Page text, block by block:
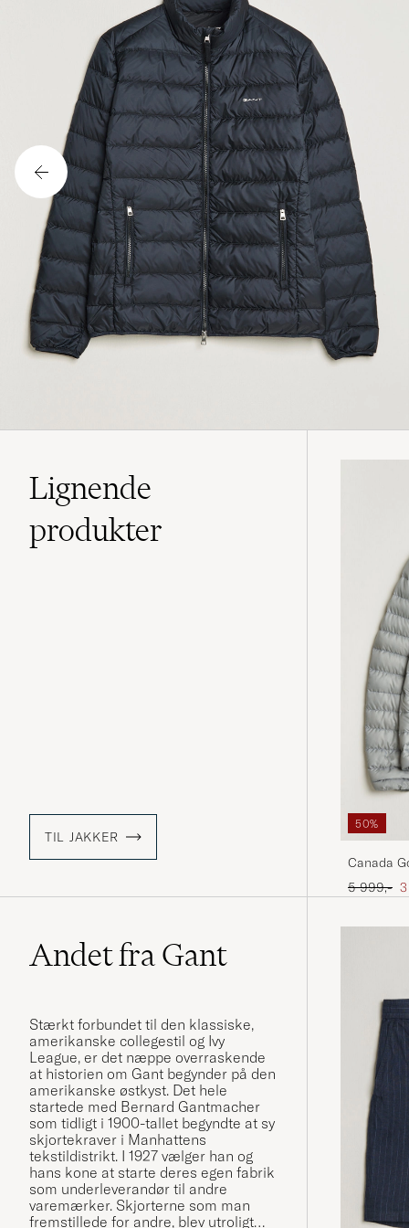
Lignende
produkter
TIL JAKKER
50%
Canada
Ordinary
5 999,-
Andet fra Gant
Stærkt forbundet til den klassiske,
amerikanske collegestil og Ivy
League, er det næppe overraskende
at historien om Gant begynder på den
amerikanske østkyst. Det hele
startede med Bernard Gantmacher
som tidligt i 1900-tallet begyndte at sy
skjortekraver i Manhattens
tekstildistrikt. I 1927 vælger han og
hans kone at starte deres egen fabrik
som underleverandør til andre
varemærker. Skjorterne som man
fremstillede for andre, blev utroligt